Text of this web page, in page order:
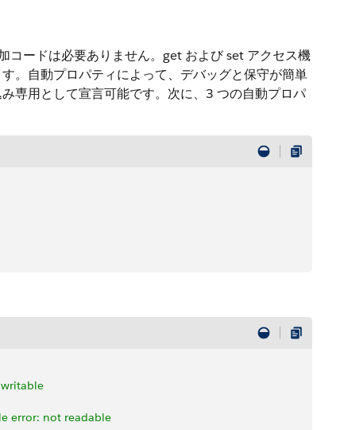
コードは必要ありません。get および set アクセス機
。自動プロパティによって、デバッグと保守が簡単
専用として宣言可能です。次に、3 つの自動プロパ
error: not readable